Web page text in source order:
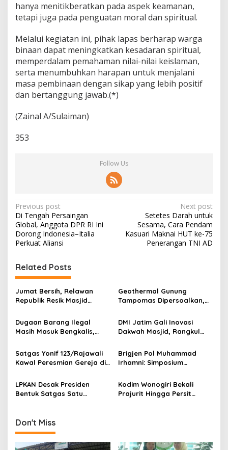
hanya menitikberatkan pada aspek keamanan,
tetapi juga pada penguatan moral dan spiritual.
Melalui kegiatan ini, pihak lapas berharap warga
binaan dapat meningkatkan kesadaran spiritual,
memperdalam pemahaman nilai-nilai keislaman,
serta menumbuhkan harapan untuk menjalani
masa pembinaan dengan sikap yang lebih positif
dan bertanggung jawab.(*)
(Zainal A/Sulaiman)
353
Follow Us
P
o
s
n
a
v
g
a
t
i
o
n
Previous post
Di Tengah Persaingan
Global, Anggota DPR RI Ini
Dorong Indonesia–Italia
Perkuat Aliansi
Next post
Setetes Darah untuk
Sesama, Cara Pendam
Kasuari Maknai HUT ke-75
Penerangan TNI AD
Related Posts
Jumat Bersih, Relawan
Republik Resik Masjid
Ponorogo
Geothermal Gunung
Tampomas Dipersoalkan,
Sanggahan ke DLH Jawa
Barat
Dugaan Barang Ilegal
Masih Masuk Bengkalis,
Pengawasan Menguat
DMI Jatim Gali Inovasi
Dakwah Masjid, Rangkul
Satgas Yonif 123/Rajawali
Kawal Peresmian Gereja di
Warga Perkuat Stabilitas
Papua Selatan
Brigjen Pol Muhammad
Irhamni: Simposium
Masukan Penting Perkuat
Penegakan Hukum
Lingkungan
LPKAN Desak Presiden
Bentuk Satgas Satu
Ilegal
Kodim Wonogiri Bekali
Prajurit Hingga Persit
Don't Miss